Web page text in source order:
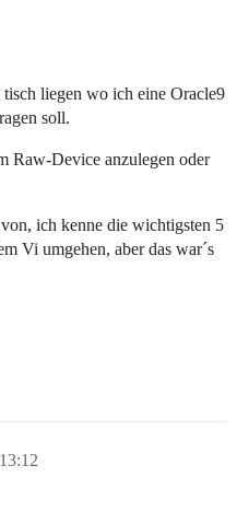
liegen wo ich eine Oracle9
soll.
Raw-Device anzulegen oder
ich kenne die wichtigsten 5
Vi umgehen, aber das war´s